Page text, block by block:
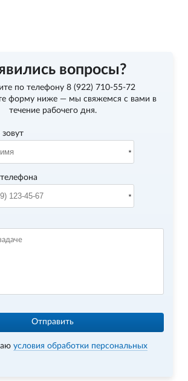
вопросы?
по телефону 8 (922) 710-55-72
форму ниже — мы свяжемся с вами в
течение рабочего дня.
зовут
Отправить
условия обработки персональных